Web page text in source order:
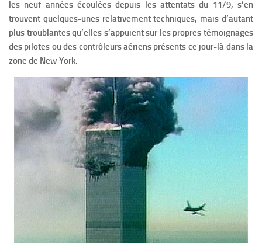
les neuf années écoulées depuis les attentats du 11/9, s’en
trouvent quelques-unes relativement techniques, mais d’autant
plus troublantes qu’elles s’appuient sur les propres témoignages
des pilotes ou des contrôleurs aériens présents ce jour-là dans la
zone de New York.